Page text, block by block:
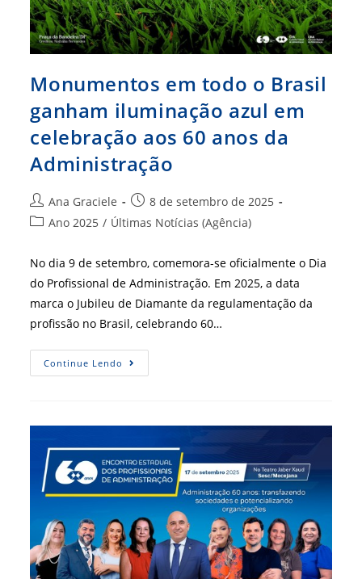
Monumentos em todo o Brasil
ganham iluminação azul em
celebração aos 60 anos da
Administração
Autor
do
Ana Graciele
Post
publicado:
8 de setembro de 2025
Categoria
post:
Ano 2025 / Últimas Notícias (Agência)
No dia 9 de setembro, comemora-se oficialmente o Dia
do Profissional de Administração. Em 2025, a data
marca o Jubileu de Diamante da regulamentação da
profissão no Brasil, celebrando 60…
Continue Lendo Monumentos
Em
Iluminação
Em
Celebração
Aos
60
Anos
Administração